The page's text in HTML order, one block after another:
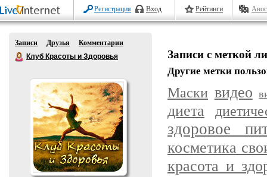
Регистрация Вход Рейтинги
Записи Друзья
Комментарии
Клуб Красоты и Здоровья
Записи с меткой
Другие метки
Маски видео
диета
здоровое
косметика
красота и